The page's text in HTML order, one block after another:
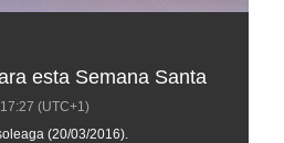
esta Semana Santa
17:27 (UTC+1)
(20/03/2016).